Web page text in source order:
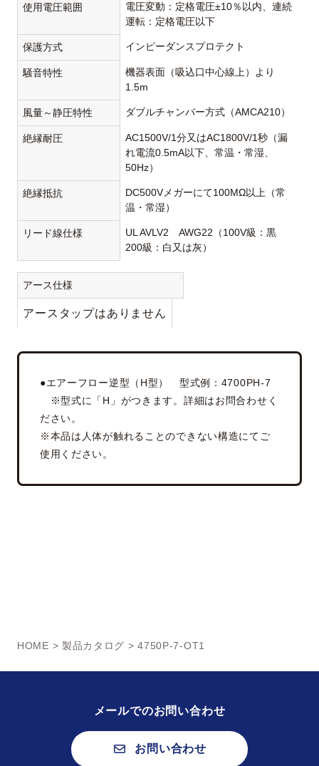
使用電圧範囲
電圧変動：定格電圧±10％以内、連続
運転：定格電圧以下
保護方式 インピーダンスプロテクト
騒音特性
機器表面（吸込口中心線上）より
1.5m
風量～静圧特性 ダブルチャンバー方式（AMCA210）
絶縁耐圧
AC1500V/1分又はAC1800V/1秒（漏
れ電流0.5mA以下、常温・常湿、
50Hz）
絶縁抵抗
DC500Vメガーにて100MΩ以上（常
温・常湿）
リード線仕様
UL AVLV2 AWG22（100V級：黒
200級：白又は灰）
アース仕様
アースタップはありません
●エアーフロー逆型（H型） 型式例：4700PH-7
※型式に「H」がつきます。詳細はお問合わせく
ださい。
※本品は人体が触れることのできない構造にてご
使用ください。
HOME > 製品カタログ > 4750P-7-OT1
メールでのお問い合わせ
お問い合わせ